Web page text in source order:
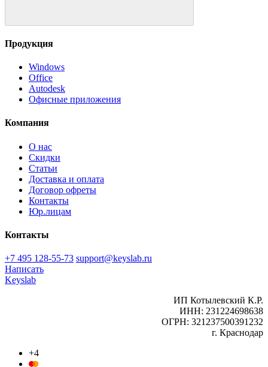
Продукция
Windows
Office
Autodesk
Офисные приложения
Компания
О нас
Скидки
Статьи
Доставка и оплата
Договор офреты
Контакты
Юр.лицам
Контакты
+7 495 128-55-73 support@keyslab.ru
Написать
Keyslab
ИП Котылевский К.Р.
ИНН: 231224698638
ОГРН: 321237500391232
г. Краснодар
+4